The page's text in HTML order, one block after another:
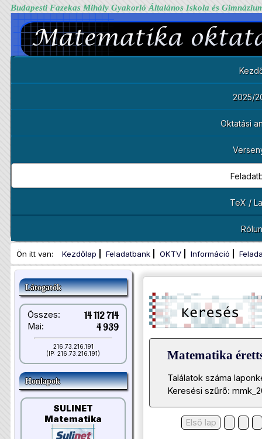
Budapesti Fazekas Mihály Gyakorló Általános Iskola és
2025/
Oktatási
TeX /
Ön itt van: Kezdőlap Feladatbank OKTV Információ
Látogatók
Összes: 14 112 714
Mai: 4 939
216.73.216.191
(IP: 216.73.216.191)
Honlapok
SULINET
Matematika
Matematika
Találatok száma
Keresési szűrő:
Első lap